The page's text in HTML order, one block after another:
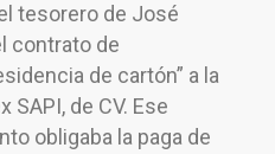
tesorero de José
contrato de
de cartón” a la
SAPI, de CV. Ese
obligaba la paga de